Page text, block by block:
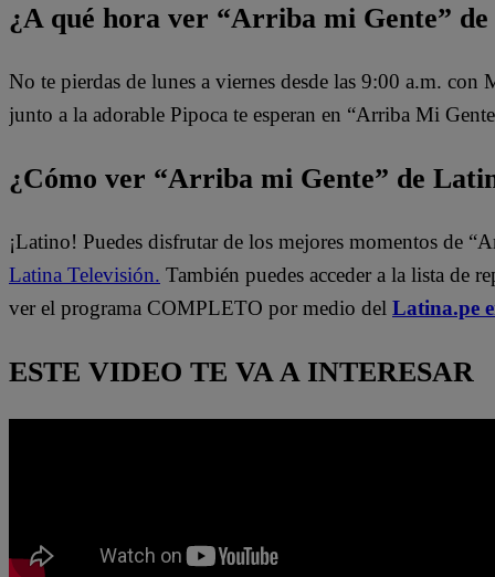
¿A qué hora ver “Arriba mi Gente”
No te pierdas de lunes a viernes desde las 9:00 a.m.
junto a la adorable Pipoca te esperan en “Arriba Mi
¿Cómo ver “Arriba mi Gente” de
¡Latino! Puedes disfrutar de los mejores momentos de
Latina Televisión. También puedes acceder a la lista de
ver el programa COMPLETO por medio del Latina.pe
ESTE VIDEO TE VA A INTERESAR